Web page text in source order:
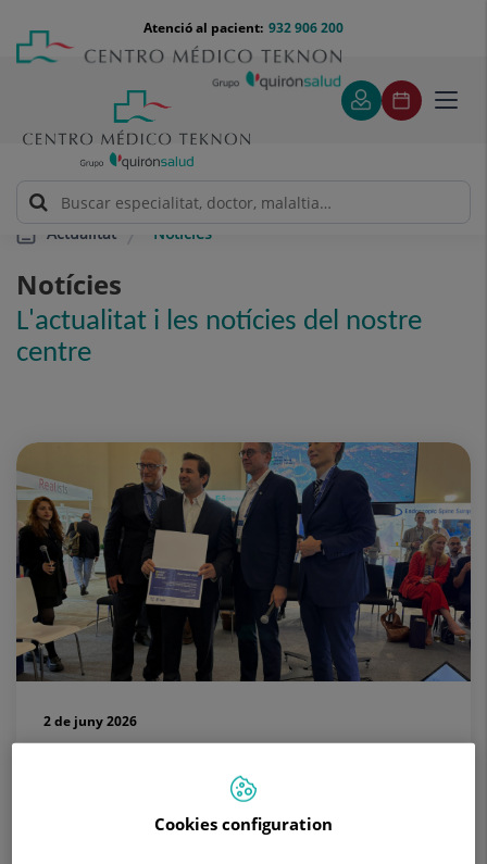
contingut
Menú
teléfono
cabecera
932 906 200
Atenció al pacient:
Actualitat Notícies
Notícies
L'actualitat i les notícies del nostre
centre
2 de juny 2026
El Dr. Christian Morgenstern rep el
Best Paper Award 2025 al Global Spine
Conference 2026Cookies configuration